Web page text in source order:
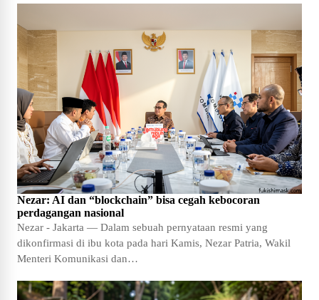
Nezar: AI dan “blockchain” bisa cegah kebocoran
perdagangan nasional
Nezar - Jakarta — Dalam sebuah pernyataan resmi yang
dikonfirmasi di ibu kota pada hari Kamis, Nezar Patria, Wakil
Menteri Komunikasi dan…